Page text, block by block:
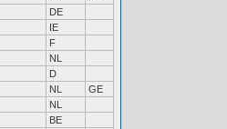
DE
IE
F
NL
D
NL
GE
NL
BE